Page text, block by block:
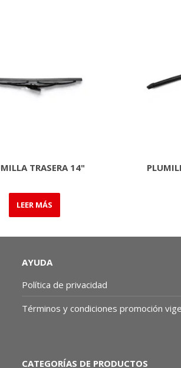
TRASERA 14"
LEER MÁS
AYUDA
Política de privacidad
Términos y condiciones promoción
CATEGORÍAS DE PRODUCTOS